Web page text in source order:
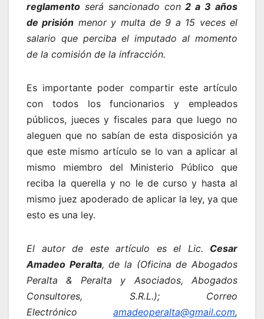
reglamento será sancionado con2 a 3 años
de prisión menor y multa de 9 a 15 veces el
salario que perciba el imputado al momento
de la comisión de la infracción.
Es importante poder compartir este artículo
con todos los funcionarios y empleados
públicos, jueces y fiscales para que luego no
aleguen que no sabían de esta disposición ya
que este mismo artículo se lo van a aplicar al
mismo miembro del Ministerio Público que
reciba la querella y no le de curso y hasta al
mismo juez apoderado de aplicar la ley, ya que
esto es una ley.
El autor de este artículo es el Lic. Cesar
Amadeo Peralta, de la (Oficina de Abogados
Peralta & Peralta y Asociados, Abogados
Consultores, S.R.L.); Correo
Electrónico amadeoperalta@gmail.com,